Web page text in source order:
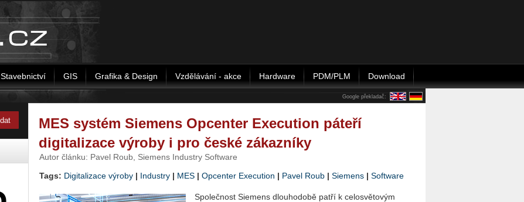
Stavebnictví GIS Grafika & Design Vzdělávání - akce Hardware PDM/PLM Download
Google překladač:
MES systém Siemens Opcenter Execution páteří
digitalizace výroby i pro české zákazníky
Autor článku: Pavel Roub, Siemens Industry Software
Tags: Digitalizace výroby | Industry | MES | Opcenter Execution | Pavel Roub | Siemens | Software
Spo­leč­nost Si­e­mens dlou­ho­do­bě patří k ce­lo­svě­to­vým